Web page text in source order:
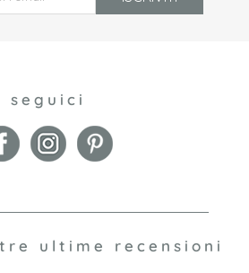
seguici
ultime recensioni